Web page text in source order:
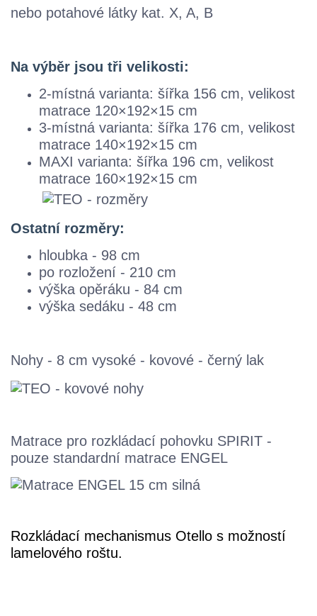
nebo potahové látky kat. X, A, B
Na výběr jsou tři velikosti:
2-místná varianta: šířka 156 cm, velikost
matrace 120×192×15 cm
3-místná varianta: šířka 176 cm, velikost
matrace 140×192×15 cm
MAXI varianta: šířka 196 cm, velikost
matrace 160×192×15 cm
Ostatní rozměry:
hloubka - 98 cm
po rozložení - 210 cm
výška opěráku - 84 cm
výška sedáku - 48 cm
Nohy - 8 cm vysoké - kovové - černý lak
Matrace pro rozkládací pohovku SPIRIT -
pouze standardní matrace ENGEL
Rozkládací mechanismus Otello s možností
lamelového roštu.